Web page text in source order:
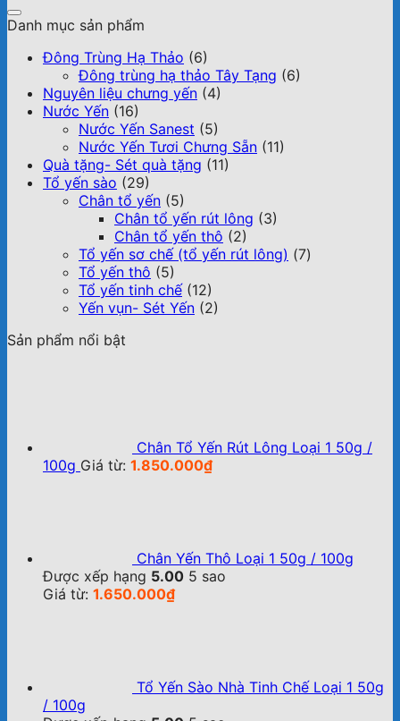
Danh mục sản phẩm
Đông Trùng Hạ Thảo (6)
Đông trùng hạ thảo Tây Tạng (6)
Nguyên liệu chưng yến (4)
Nước Yến (16)
Nước Yến Sanest (5)
Nước Yến Tươi Chưng Sẵn (11)
Quà tặng- Sét quà tặng (11)
Tổ yến sào (29)
Chân tổ yến (5)
Chân tổ yến rút lông (3)
Chân tổ yến thô (2)
Tổ yến sơ chế (tổ yến rút lông) (7)
Tổ yến thô (5)
Tổ yến tinh chế (12)
Yến vụn- Sét Yến (2)
Sản phẩm nổi bật
Chân Tổ Yến Rút Lông Loại 1 50g /
100g Giá từ: 1.850.000₫
Chân Yến Thô Loại 1 50g / 100g
Được xếp hạng 5.00 5 sao
Giá từ: 1.650.000₫
Tổ Yến Sào Nhà Tinh Chế Loại 1 50g
/ 100g